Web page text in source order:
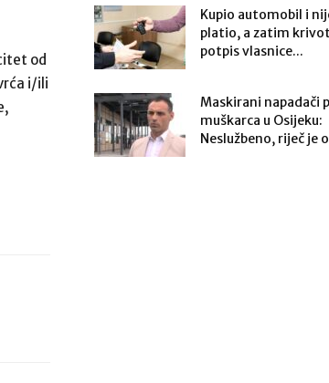
od
i/ili
Kupio automobil i
platio, a zatim
potpis vlasnice...
Maskirani napadači
muškarca u Osijeku:
Neslužbeno, riječ je o